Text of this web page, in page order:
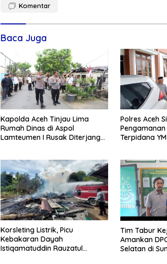
Komentar
Baca Juga
Kapolda Aceh Tinjau Lima
Rumah Dinas di Aspol
Lamteumen I Rusak Diterjang
Polres Aceh
Pengamanan
Terpidana
Korsleting Listrik, Picu
Kebakaran Dayah
Istiqamatuddin Rauzatul
Tim Tabur
Amankan
Selatan di